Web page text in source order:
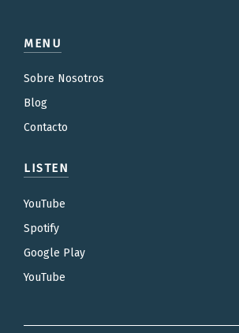
MENU
Sobre Nosotros
Blog
Contacto
LISTEN
YouTube
Spotify
Google Play
YouTube